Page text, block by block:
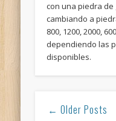
con una piedra de
cambiando a
800, 1200, 2000,
dependiendo las
disponibles.
← Older Posts